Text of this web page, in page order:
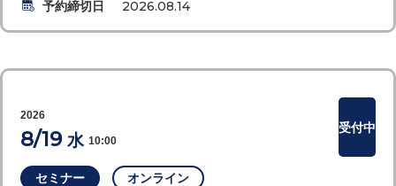
予約締切日
2026.08.14
セミナー オンライン
2026
8/19 水 10:00
受付中